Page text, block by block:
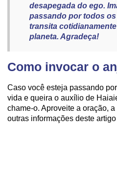
desapegada do ego.
passando por todos
transita
planeta. Agradeça!
Como invocar o
Caso você esteja passando
vida e queira o auxílio de
chame-o. Aproveite a oração,
outras informações deste